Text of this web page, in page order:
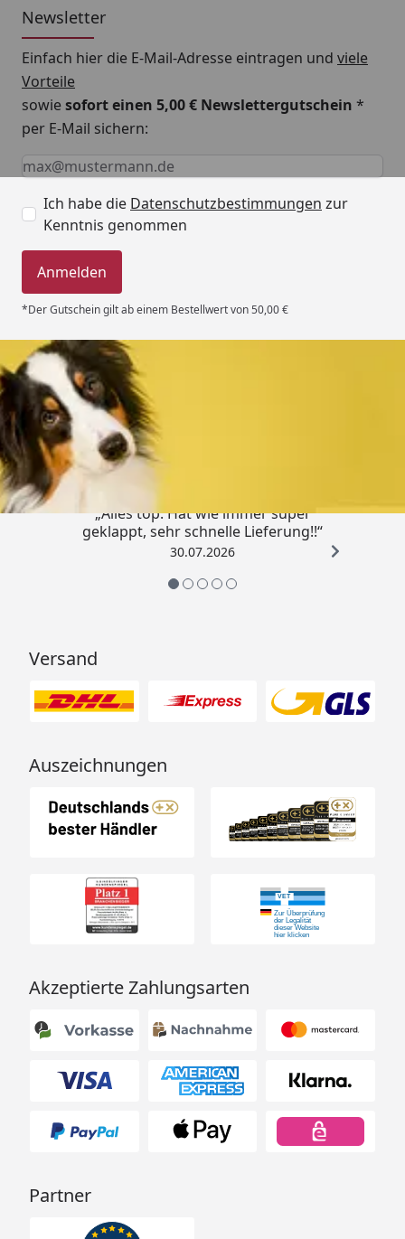
Bezug zu nehmen.
Newsletter
Einfach hier die E-Mail-Adresse eintragen und viele
Vorteile
sowiesofort einen 5,00 € Newslettergutschein *
per E-Mail sichern:
Keine Eingabe erforderlich
Eingabe erforderlich
E-Mail *
Ich habe die Datenschutzbestimmungen zur
Kenntnis genommen
Anmelden
*Der Gutschein gilt ab einem Bestellwert von 50,00 €
Trusted Shops
„Alles top. Hat wie immer super
geklappt, sehr schnelle Lieferung!!“
30.07.2026
Versand
Auszeichnungen
Akzeptierte Zahlungsarten
Partner